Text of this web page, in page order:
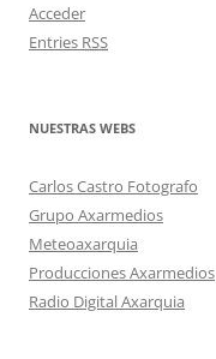
Acceder
Entries RSS
NUESTRAS WEBS
Carlos Castro Fotografo
Grupo Axarmedios
Meteoaxarquia
Producciones Axarmedios
Radio Digital Axarquia